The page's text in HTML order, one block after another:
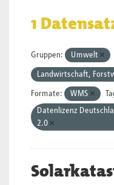
1
Gruppen: Umwelt
Landwirtschaft,
Formate: WMS
Datenlizenz
2.0